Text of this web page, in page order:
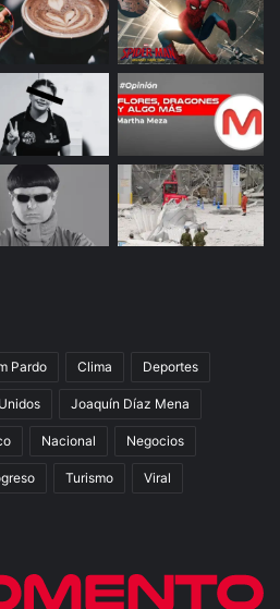
Pardo Clima Deportes
Joaquín Díaz Mena
Nacional Negocios
Turismo Viral